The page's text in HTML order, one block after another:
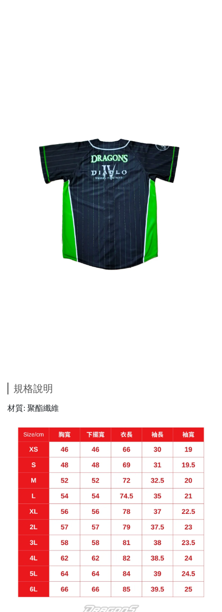
規格說明
材質: 聚酯纖維